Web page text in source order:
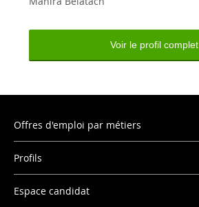
Voir le profil complet
Offres d'emploi par métiers
Profils
Espace candidat